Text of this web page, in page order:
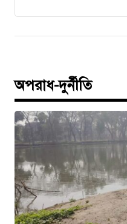
অপরাধ-দুর্নীতি